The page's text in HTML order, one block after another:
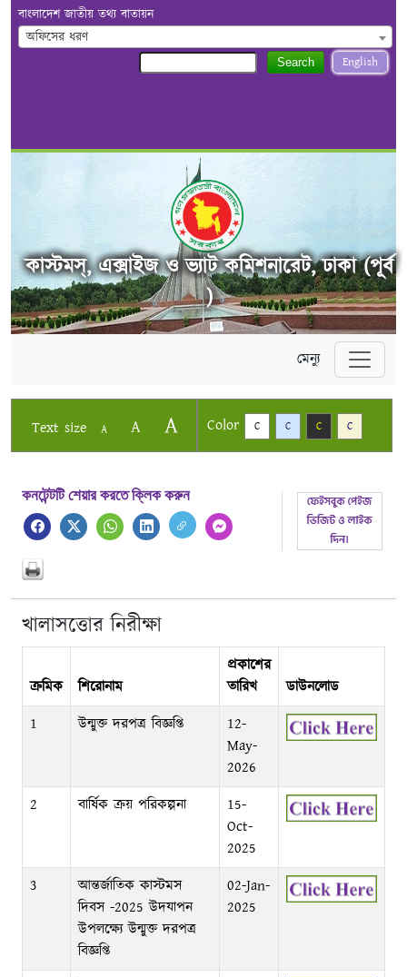
বাংলাদেশ জাতীয় তথ্য বাতায়ন
অফিসের ধরণ
English
Search
কাস্টমস্, এক্সাইজ ও ভ্যাট কমিশনারেট, ঢাকা (পূর্ব
)
মেন্যু
Text size A A A Color C C C C
কনটেন্টটি শেয়ার করতে ক্লিক করুন
খালাসত্তোর নিরীক্ষা
ক্রমিক শিরোনাম
প্রকাশের
তারিখ
ডাউনলোড
1
উন্মুক্ত দরপত্র বিজ্ঞপ্তি
12-
May-
2026
2
বার্ষিক ক্রয় পরিকল্পনা
15-
Oct-
2025
3
আন্তর্জাতিক কাস্টমস
দিবস -2025 উদযাপন
উপলক্ষ্যে উন্মুক্ত দরপত্র
বিজ্ঞপ্তি
02-Jan-
2025